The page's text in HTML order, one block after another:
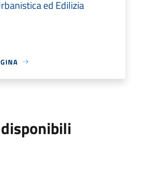
ed Edilizia